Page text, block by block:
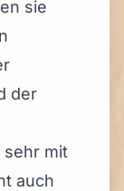
sie
der
sehr mit
auch